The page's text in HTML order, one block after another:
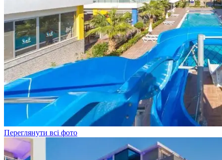
Переглянути всі фото